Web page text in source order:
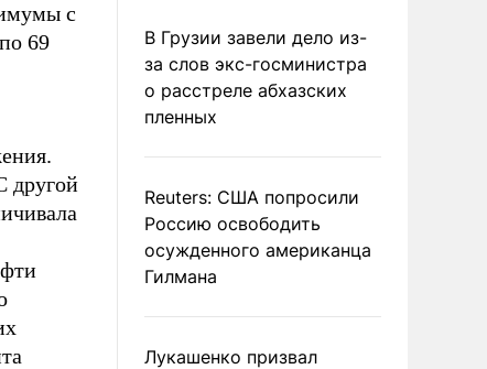
с
69
другой
В Грузии завели дело из-
за слов экс-госминистра
о расстреле абхазских
пленных
Reuters: США попросили
Россию освободить
осужденного американца
Гилмана
Лукашенко призвал